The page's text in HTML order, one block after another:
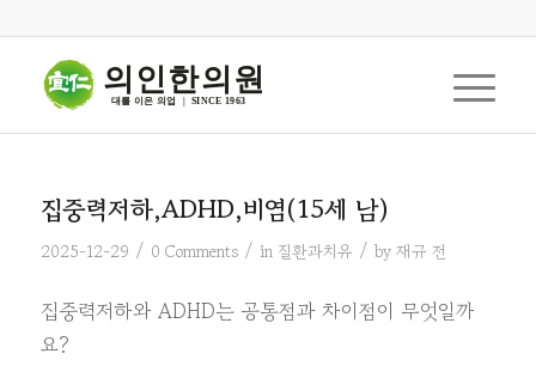
의인한의원
대를 이은 의업  |  SINCE 1963
집중력저하,ADHD,비염(15세 남)
2025-12-29 / 0 Comments / in 질환과치유 / by 재규 전
집중력저하와 ADHD는 공통점과 차이점이 무엇일까
요?